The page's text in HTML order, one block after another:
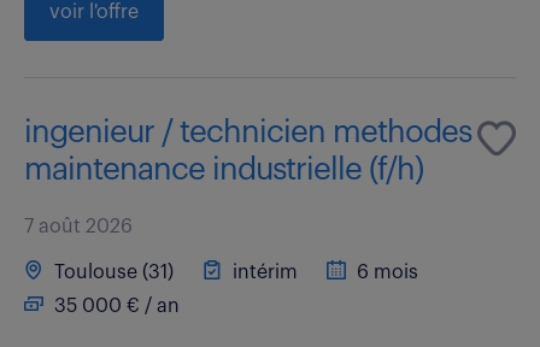
voir l'offre
ingenieur / technicien methodes
maintenance industrielle (f/h)
7 août 2026
Toulouse (31) intérim
6 mois
35 000 € / an